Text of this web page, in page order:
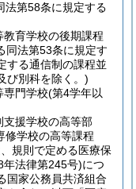
法第58条に規定する
育学校の後期課程
同法第53条に規定す
する通信制の課程並
び別科を除く。)
専門学校(第4学年以
援学校の高等部
修学校の高等課程
規則で定める医療保
年法律第245号)につ
国家公務員共済組合